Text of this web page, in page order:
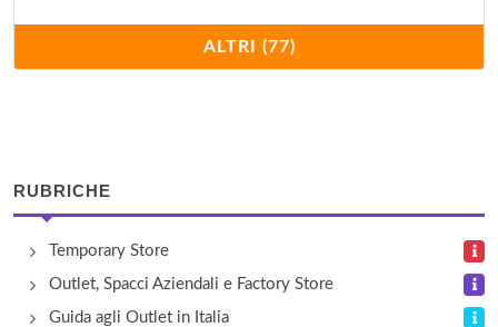
via San Michele Campagna , Fidenza
Bormioli Rocco Casa
Viale Martiri della Libertà 1, Fidenza
Bose
ALTRI (77)
RUBRICHE
Temporary Store
Outlet, Spacci Aziendali e Factory Store
Guida agli Outlet in Italia